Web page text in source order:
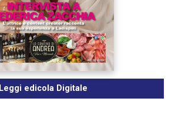
Leggi edicola Digitale